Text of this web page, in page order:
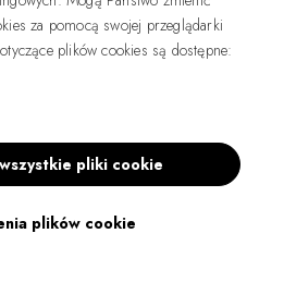
za pomocą swojej przeglądarki
plików cookies są dostępne:
plików cookie
pliki cookie